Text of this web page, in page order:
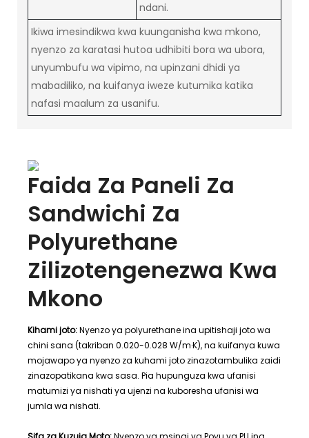
ndani.
Ikiwa imesindikwa kwa kuunganisha kwa mkono,
nyenzo za karatasi hutoa udhibiti bora wa ubora,
unyumbufu wa vipimo, na upinzani dhidi ya
mabadiliko, na kuifanya iweze kutumika katika
nafasi maalum za usanifu.
Faida Za Paneli Za
Sandwichi Za
Polyurethane
Zilizotengenezwa Kwa
Mkono
Kihami joto:Nyenzo ya polyurethane ina upitishaji joto wa
chini sana (takriban 0.020-0.028 W/m·K), na kuifanya kuwa
mojawapo ya nyenzo za kuhami joto zinazotambulika zaidi
zinazopatikana kwa sasa. Pia hupunguza kwa ufanisi
matumizi ya nishati ya ujenzi na kuboresha ufanisi wa
jumla wa nishati.